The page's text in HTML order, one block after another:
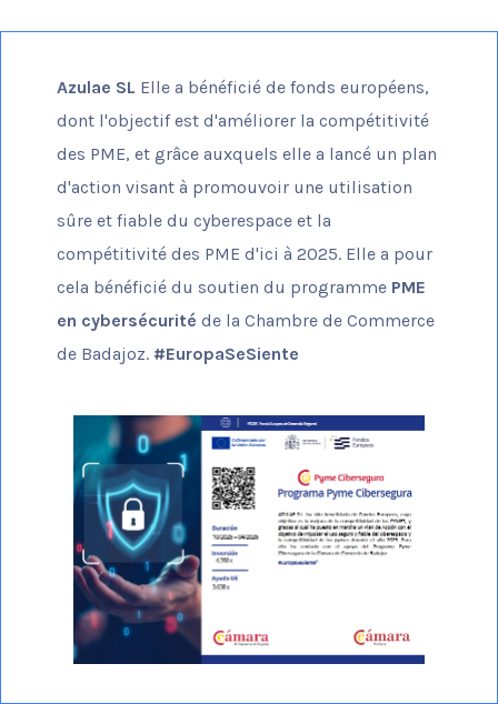
Azulae SL Elle a bénéficié de fonds européens,
dont l'objectif est d'améliorer la compétitivité
des PME, et grâce auxquels elle a lancé un plan
d'action visant à promouvoir une utilisation
sûre et fiable du cyberespace et la
compétitivité des PME d'ici à 2025. Elle a pour
cela bénéficié du soutien du programme PME
en cybersécurité de la Chambre de Commerce
de Badajoz. #EuropaSeSiente